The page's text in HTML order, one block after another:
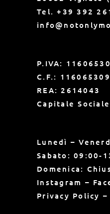
Tel.+39 392
P.IVA:
C.F.:
REA: 2614043
Capitale
Lunedì –
Sabato: 09:00-
Domenica:
Instagram –
Privacy Policy